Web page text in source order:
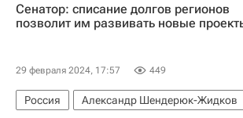
Сенатор: списание долгов регионов
позволит им развивать новые
29 февраля 2024, 17:57 449
Россия
Александр Шендерюк-Жидков